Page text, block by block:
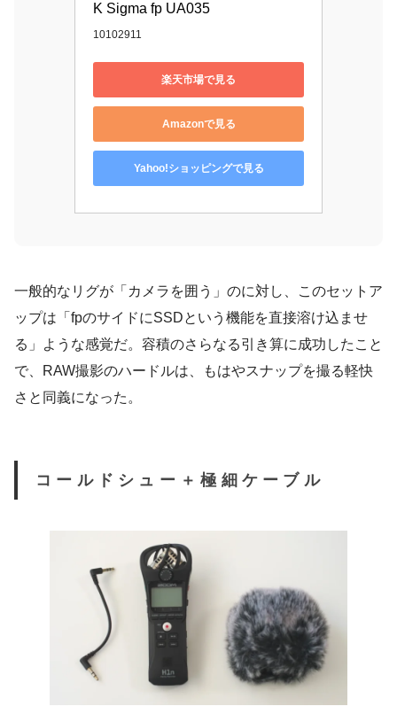
K Sigma fp UA035
10102911
楽天市場で見る
Amazonで見る
Yahoo!ショッピングで見る
一般的なリグが「カメラを囲う」のに対し、このセットア
ップは「fpのサイドにSSDという機能を直接溶け込ませ
る」ような感覚だ。容積のさらなる引き算に成功したこと
で、RAW撮影のハードルは、もはやスナップを撮る軽快
さと同義になった。
コールドシュー＋極細ケーブル